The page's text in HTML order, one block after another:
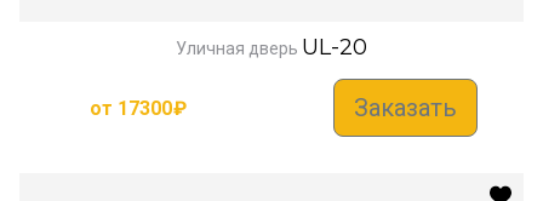
Уличная дверь UL-20
от 17300₽ Заказать